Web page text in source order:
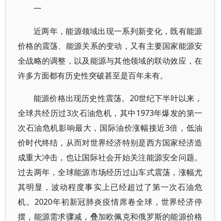
一
近两年，能源领域出现一系列新变化，既有能源
价格的震荡、能源关系的变动，又有主要国家能源安
全战略的调整，以及能源与其他领域的联动效应，在
许多方面都有历史性突破甚至是百年未有。
能源价格出现历史性震荡。20世纪下半叶以来，
全球共经历过3次石油危机，其中1973年爆发的第一
次石油危机影响最大，国际油价涨幅接近3倍，低油
价时代终结，从而对世界经济特别是西方国家经济造
成重大冲击，也让国际社会开始关注能源安全问题。
过去两年，全球能源市场经历过山车式震荡，涨幅尤
其明显，波动程度事实上已经超过了第一次石油危
机。2020年初新冠肺炎疫情席卷全球，世界经济停
摆，能源需求骤减，叠加欧佩克和俄罗斯的能源价格